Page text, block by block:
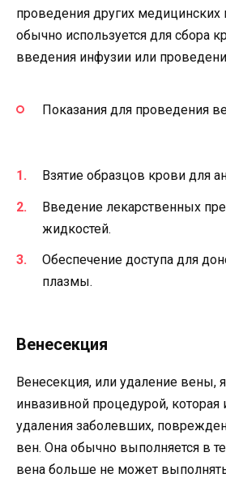
проведения других медицинских
обычно используется для сбора
введения инфузии или
Показания для проведения
Взятие образцов крови для
Введение лекарственных
жидкостей.
Обеспечение доступа для
плазмы.
Венесекция
Венесекция, или удаление вены,
инвазивной процедурой, которая
удаления заболевших,
вен. Она обычно выполняется в
вена больше не может